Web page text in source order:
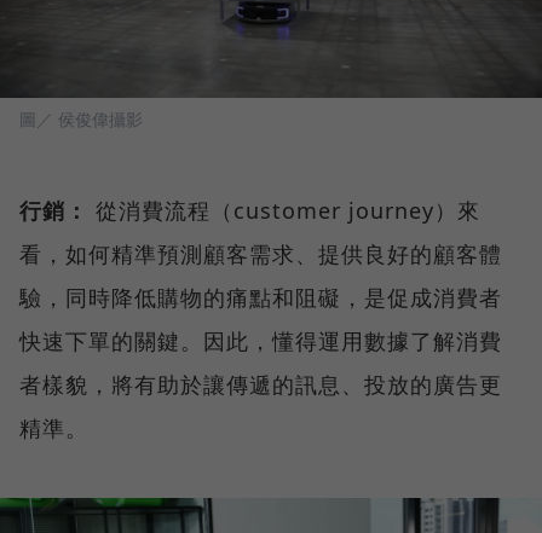
圖／ 侯俊偉攝影
行銷： 從消費流程（customer journey）來
看，如何精準預測顧客需求、提供良好的顧客體
驗，同時降低購物的痛點和阻礙，是促成消費者
快速下單的關鍵。因此，懂得運用數據了解消費
者樣貌，將有助於讓傳遞的訊息、投放的廣告更
精準。